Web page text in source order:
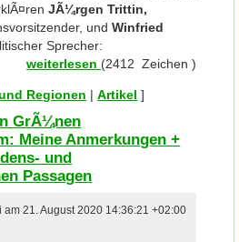
JÃ¼rgen Trittin,
undWinfried
Sprecher:
weiterlesen (2412 Zeichen )
Regionen |Artikel ]
GrÃ¼nen
Meine Anmerkungen +
und
Passagen
am 21. August 2020 14:36:21 +02:00